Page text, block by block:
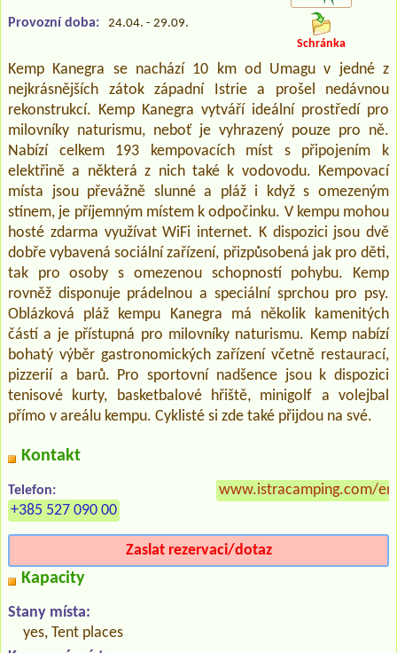
Provozní doba:
24.04. - 29.09.
Schránka
Kemp Kanegra se nachází 10 km od Umagu v jedné z
nejkrásnějších zátok západní Istrie a prošel nedávnou
rekonstrukcí. Kemp Kanegra vytváří ideální prostředí pro
milovníky naturismu, neboť je vyhrazený pouze pro ně.
Nabízí celkem 193 kempovacích míst s připojením k
elektřině a některá z nich také k vodovodu. Kempovací
místa jsou převážně slunné a pláž i když s omezeným
stínem, je příjemným místem k odpočinku. V kempu mohou
hosté zdarma využívat WiFi internet. K dispozici jsou dvě
dobře vybavená sociální zařízení, přizpůsobená jak pro děti,
tak pro osoby s omezenou schopností pohybu. Kemp
rovněž disponuje prádelnou a speciální sprchou pro psy.
Oblázková pláž kempu Kanegra má několik kamenitých
částí a je přístupná pro milovníky naturismu. Kemp nabízí
bohatý výběr gastronomických zařízení včetně restaurací,
pizzerií a barů. Pro sportovní nadšence jsou k dispozici
tenisové kurty, basketbalové hřiště, minigolf a volejbal
přímo v areálu kempu. Cyklisté si zde také přijdou na své.
Kontakt
Telefon:
+385 527 090 00
www.istracamping.com/
Zaslat rezervaci/dotaz
Kapacity
Stany místa:
yes, Tent places